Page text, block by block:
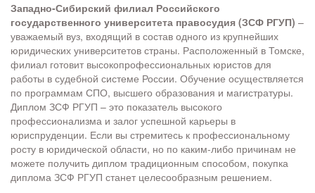
Западно-Сибирский филиал Российского
государственного университета правосудия (ЗСФ РГУП) –
уважаемый вуз, входящий в состав одного из крупнейших
юридических университетов страны. Расположенный в Томске,
филиал готовит высокопрофессиональных юристов для
работы в судебной системе России. Обучение осуществляется
по программам СПО, высшего образования и магистратуры.
Диплом ЗСФ РГУП – это показатель высокого
профессионализма и залог успешной карьеры в
юриспруденции. Если вы стремитесь к профессиональному
росту в юридической области, но по каким-либо причинам не
можете получить диплом традиционным способом, покупка
диплома ЗСФ РГУП станет целесообразным решением.